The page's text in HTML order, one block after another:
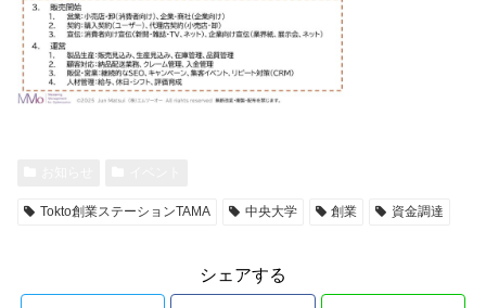
Tokto創業ステーションTAMA 中央大学 創業 資金調達
シェアする